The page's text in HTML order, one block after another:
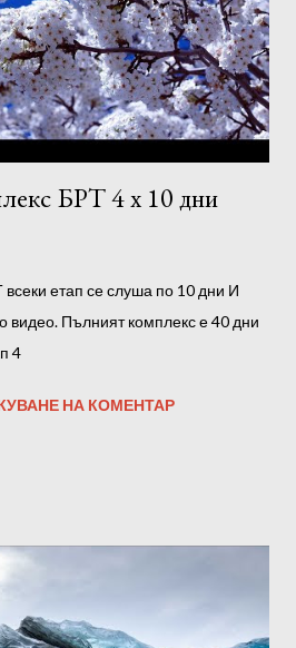
БРТ 4 х 10 дни
етап се слуша по 10 дни И
видео. Пълният комплекс е 40 дни
4
НА КОМЕНТАР